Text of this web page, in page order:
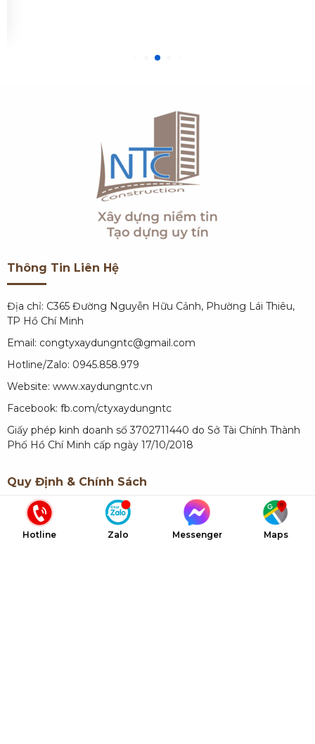
Thông Tin Liên Hệ
Địa chỉ: C365 Đường Nguyễn Hữu Cảnh, Phường Lái Thiêu,
TP Hồ Chí Minh
Email: congtyxaydungntc@gmail.com
Hotline/Zalo: 0945.858.979
Website: www.xaydungntc.vn
Facebook: fb.com/ctyxaydungntc
Giấy phép kinh doanh số 3702711440 do Sở Tài Chính Thành
Phố Hồ Chí Minh cấp ngày 17/10/2018
Quy Định & Chính Sách
Quy định về thanh toán
Hotline Zalo Messenger Maps